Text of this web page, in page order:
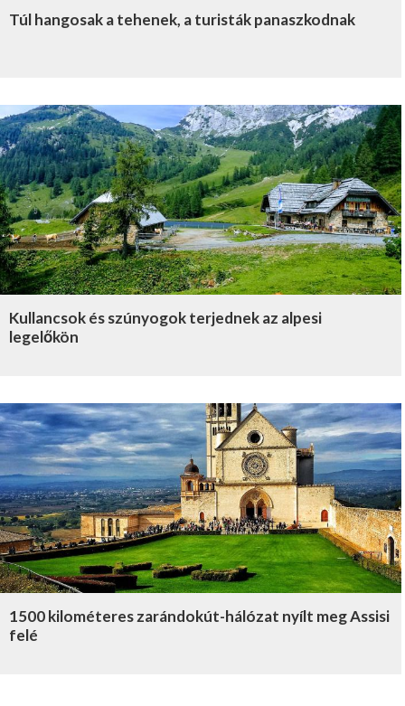
Túl hangosak a tehenek, a turisták panaszkodnak
Kullancsok és szúnyogok terjednek az alpesi
legelőkön
1500 kilométeres zarándokút-hálózat nyílt meg Assisi
felé